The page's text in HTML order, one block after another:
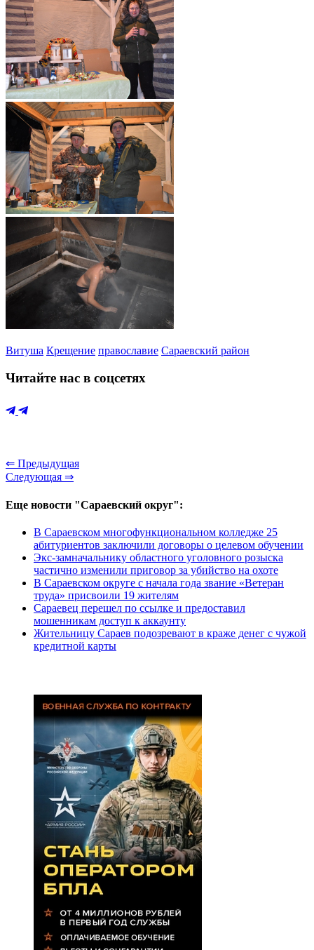
Витуша Крещение православие Сараевский район
Читайте нас в соцсетях
⇐ Предыдущая
Следующая ⇒
Еще новости "Сараевский округ":
В Сараевском многофункциональном колледже 25
абитуриентов заключили договоры о целевом обучении
Экс-замначальнику областного уголовного розыска
частично изменили приговор за убийство на охоте
В Сараевском округе с начала года звание «Ветеран
труда» присвоили 19 жителям
Сараевец перешел по ссылке и предоставил
мошенникам доступ к аккаунту
Жительницу Сараев подозревают в краже денег с чужой
кредитной карты